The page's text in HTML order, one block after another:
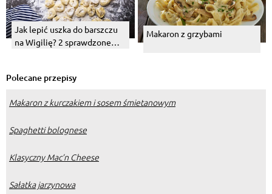
Jak lepić uszka do barszczu
na Wigilię? 2 sprawdzone
Makaron z grzybami
Polecane przepisy
Makaron z kurczakiem i sosem śmietanowym
Spaghetti bolognese
Klasyczny Mac’n Cheese
Sałatka jarzynowa